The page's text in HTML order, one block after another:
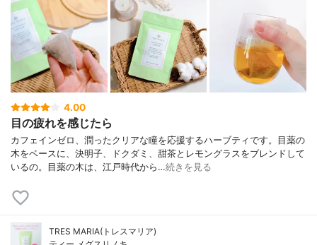
4.00
目の疲れを感じたら
カフェインゼロ、潤ったクリアな瞳を応援するハーブティです。目薬の
木をベースに、決明子、ドクダミ、甜茶とレモングラスをブレンドして
いるの。目薬の木は、江戸時代から…続きを見る
TRES MARIA(トレスマリア)